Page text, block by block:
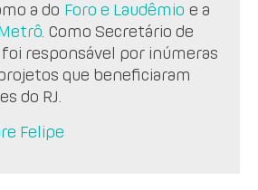
a do Foro e Laudêmio e a
. Como Secretário de
foi responsável por inúmeras
que beneficiaram
do RJ.
Felipe